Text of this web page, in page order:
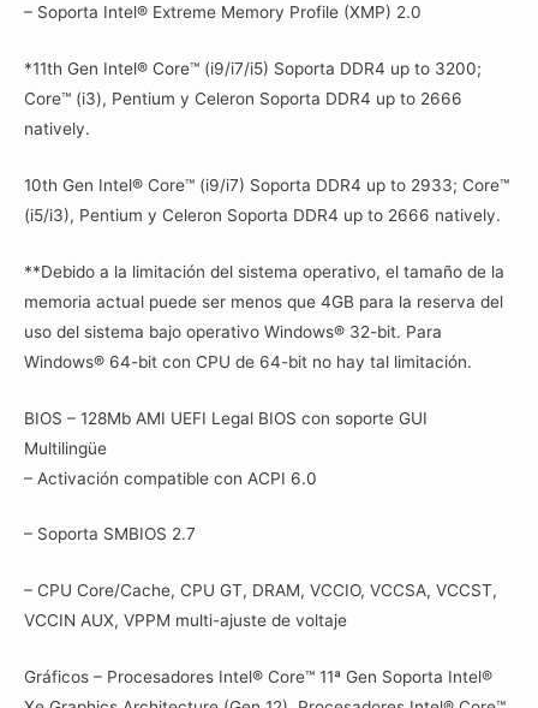
– Soporta Intel® Extreme Memory Profile (XMP) 2.0
*11th Gen Intel® Core™ (i9/i7/i5) Soporta DDR4 up to 3200;
Core™ (i3), Pentium y Celeron Soporta DDR4 up to 2666
natively.
10th Gen Intel® Core™ (i9/i7) Soporta DDR4 up to 2933; Core™
(i5/i3), Pentium y Celeron Soporta DDR4 up to 2666 natively.
**Debido a la limitación del sistema operativo, el tamaño de la
memoria actual puede ser menos que 4GB para la reserva del
uso del sistema bajo operativo Windows® 32-bit. Para
Windows® 64-bit con CPU de 64-bit no hay tal limitación.
BIOS – 128Mb AMI UEFI Legal BIOS con soporte GUI
Multilingüe
– Activación compatible con ACPI 6.0
– Soporta SMBIOS 2.7
– CPU Core/Cache, CPU GT, DRAM, VCCIO, VCCSA, VCCST,
VCCIN AUX, VPPM multi-ajuste de voltaje
Gráficos – Procesadores Intel® Core™ 11ª Gen Soporta Intel®